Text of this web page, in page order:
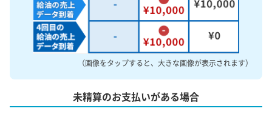
（画像をタップすると、大きな画像が表示されます）
未精算のお支払いがある場合